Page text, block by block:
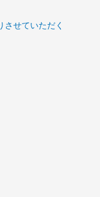
せていただく